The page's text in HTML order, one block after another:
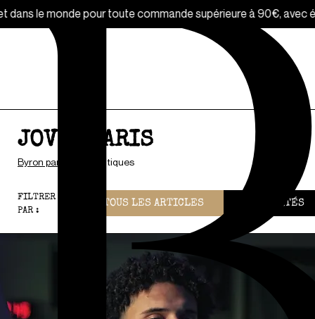
pour toute commande supérieure à 90€, avec
JOVOY PARIS
Byron parfums Boutiques
FILTRER
PAR :
TOUS LES ARTICLES ACTUALITÉS